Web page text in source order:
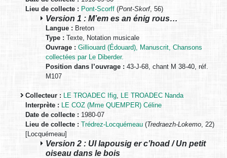
Lieu de collecte : Pont-Scorff (Pont-Skorf, 56)
Version 1 : M’em es an énig rous…
Langue : Breton
Type : Texte, Notation musicale
Ouvrage : Gilliouard (Édouard), Manuscrit, Chansons
collectées par Le Diberder.
Position dans l’ouvrage : 43-J-68, chant M 38-40, réf.
M107
Collecteur : LE TROADEC Ifig, LE TROADEC Nanda
Interprète : LE COZ (Mme QUEMPER) Céline
Date de collecte : 1980-07
Lieu de collecte : Trédrez-Locquémeau (Tredraezh-Lokemo, 22)
[Locquémeau]
Version 2 : Ul lapousig er c’hoad / Un petit
oiseau dans le bois